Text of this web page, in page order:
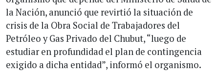
la Nación, anunció que revirtió la situación de
crisis de la Obra Social de Trabajadores del
Petróleo y Gas Privado del Chubut, “luego de
estudiar en profundidad el plan de contingencia
exigido a dicha entidad”, informó el organismo.